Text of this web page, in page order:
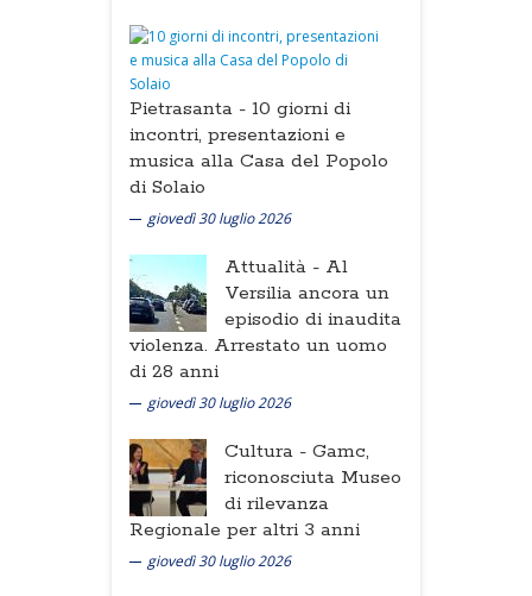
Pietrasanta - 10 giorni di
incontri, presentazioni e
musica alla Casa del Popolo
di Solaio
giovedì 30 luglio 2026
Attualità - Al
Versilia ancora un
episodio di inaudita
violenza. Arrestato un uomo
di 28 anni
giovedì 30 luglio 2026
Cultura - Gamc,
riconosciuta Museo
di rilevanza
Regionale per altri 3 anni
giovedì 30 luglio 2026